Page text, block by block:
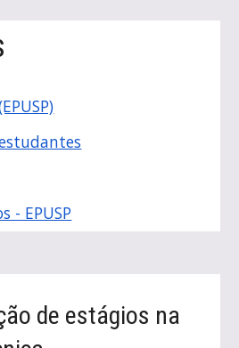
- EPUSP
de estágios na